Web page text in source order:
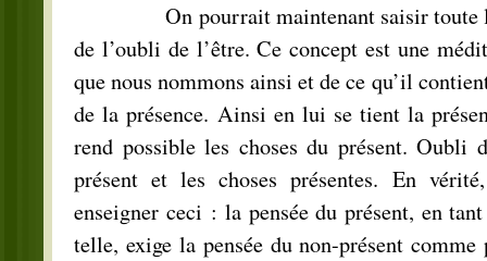
On pourrait maintenant saisir toute la
de l’oubli de l’être. Ce concept est une
que nous nommons ainsi et de ce qu’il
de la présence. Ainsi en lui se tient la
rend possible les choses du présent. Oubli
présent et les choses présentes. En
enseigner ceci : la pensée du présent, en
telle, exige la pensée du non-présent comme